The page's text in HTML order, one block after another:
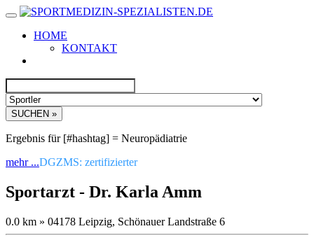
HOME
KONTAKT
SUCHEN »
Ergebnis für [#hashtag] = Neuropädiatrie
mehr ...DGZMS: zertifizierter
Sportarzt - Dr. Karla Amm
0.0 km » 04178 Leipzig, Schönauer Landstraße 6